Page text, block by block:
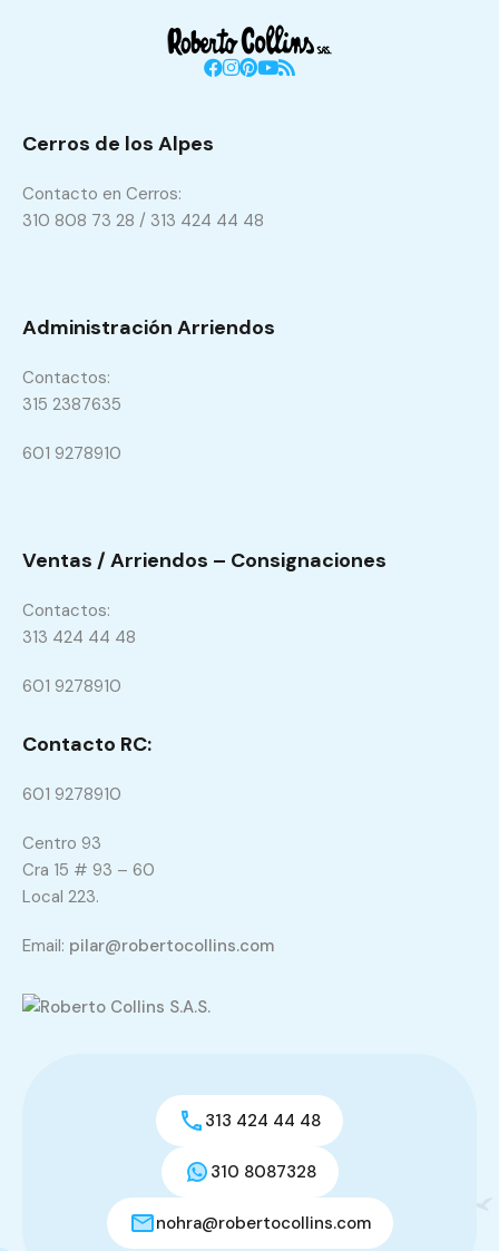
Cerros de los Alpes
Contacto en Cerros:
310 808 73 28 / 313 424 44 48
Administración Arriendos
Contactos:
315 2387635
601 9278910
Ventas / Arriendos – Consignaciones
Contactos:
313 424 44 48
601 9278910
Contacto RC:
601 9278910
Centro 93
Cra 15 # 93 – 60
Local 223.
Email: pilar@robertocollins.com
313 424 44 48
310 8087328
nohra@robertocollins.com